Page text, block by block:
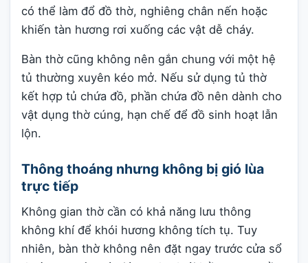
có thể làm đổ đồ thờ, nghiêng chân nến hoặc
khiến tàn hương rơi xuống các vật dễ cháy.
Bàn thờ cũng không nên gắn chung với một hệ
tủ thường xuyên kéo mở. Nếu sử dụng tủ thờ
kết hợp tủ chứa đồ, phần chứa đồ nên dành cho
vật dụng thờ cúng, hạn chế để đồ sinh hoạt lẫn
lộn.
Thông thoáng nhưng không bị gió lùa
trực tiếp
Không gian thờ cần có khả năng lưu thông
không khí để khói hương không tích tụ. Tuy
nhiên, bàn thờ không nên đặt ngay trước cửa sổ